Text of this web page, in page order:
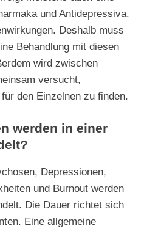
und Antidepressiva.
Deshalb muss
Behandlung mit diesen
wird zwischen
versucht,
den Einzelnen zu finden.
werden in einer
Depressionen,
und Burnout werden
Die Dauer richtet sich
Eine allgemeine